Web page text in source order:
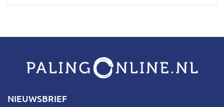
NIEUWSBRIEF